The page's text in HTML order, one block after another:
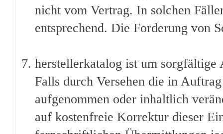
nicht vom Vertrag. In solchen
entsprechend. Die Forderung von
herstellerkatalog ist um sorgfältige
Falls durch Versehen die in
aufgenommen oder inhaltlich
auf kostenfreie Korrektur dieser